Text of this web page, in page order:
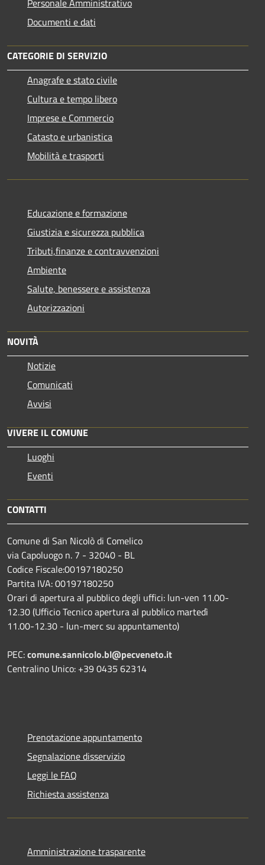
Personale Amministrativo
Documenti e dati
CATEGORIE DI SERVIZIO
Anagrafe e stato civile
Cultura e tempo libero
Imprese e Commercio
Catasto e urbanistica
Mobilità e trasporti
Educazione e formazione
Giustizia e sicurezza pubblica
Tributi,finanze e contravvenzioni
Ambiente
Salute, benessere e assistenza
Autorizzazioni
NOVITÀ
Notizie
Comunicati
Avvisi
VIVERE IL COMUNE
Luoghi
Eventi
CONTATTI
Comune di San Nicolò di Comelico
via Capoluogo n. 7 - 32040 - BL
Codice Fiscale:00197180250
Partita IVA: 00197180250
Orari di apertura al pubblico degli uffici: lun-ven 11.00-
12.30 (Ufficio Tecnico apertura al pubblico martedì
11.00-12.30 - lun-merc su appuntamento)
PEC:comune.sannicolo.bl@pecveneto.it
Centralino Unico: +39 0435 62314
Prenotazione appuntamento
Segnalazione disservizio
Leggi le FAQ
Richiesta assistenza
Amministrazione trasparente